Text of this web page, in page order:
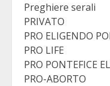
Preghiere serali
PRIVATO
PRO ELIGENDO
PRO LIFE
PRO PONTEFICE
PRO-ABORTO